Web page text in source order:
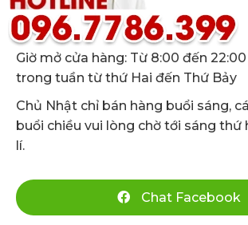
Giờ mở cửa hàng: Từ 8:00 đến
trong tuần từ thứ Hai đến Thứ Bảy
Chủ Nhật chỉ bán hàng buổi sáng,
buổi chiều vui lòng chờ tới sáng thứ
lí.
Chat Facebook